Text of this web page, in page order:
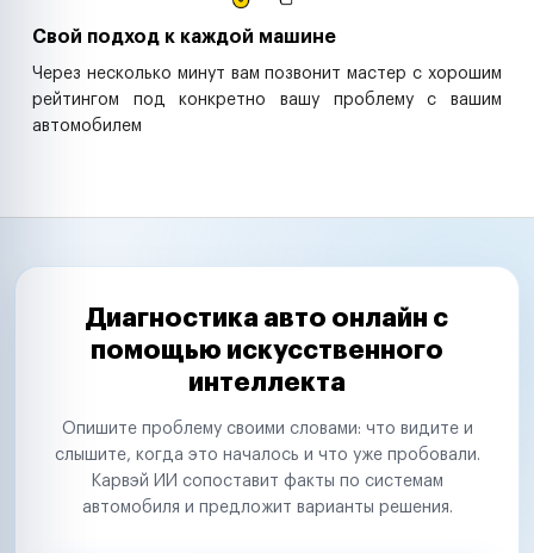
Свой подход к каждой машине
Через несколько минут вам позвонит мастер с хорошим
рейтингом под конкретно вашу проблему с вашим
автомобилем
Диагностика авто онлайн с
помощью искусственного
интеллекта
Опишите проблему своими словами: что видите и
слышите, когда это началось и что уже пробовали.
Карвэй ИИ сопоставит факты по системам
автомобиля и предложит варианты решения.